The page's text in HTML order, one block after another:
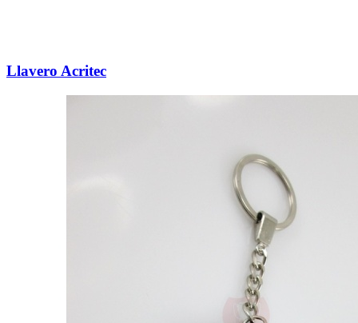
Llavero Acritec